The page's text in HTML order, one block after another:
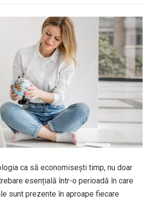
ca să economisești timp, nu doar
esențială într-o perioadă în care
sunt prezente în aproape fiecare